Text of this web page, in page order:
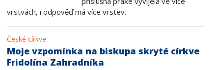
vrstvách, i odpověď má více vrstev.
České církve
Moje vzpomínka na biskupa skryté církve
Fridolína Zahradníka